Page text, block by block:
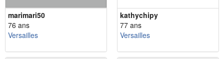
marimari50
76 ans
Versailles
kathychipy
77 ans
Versailles